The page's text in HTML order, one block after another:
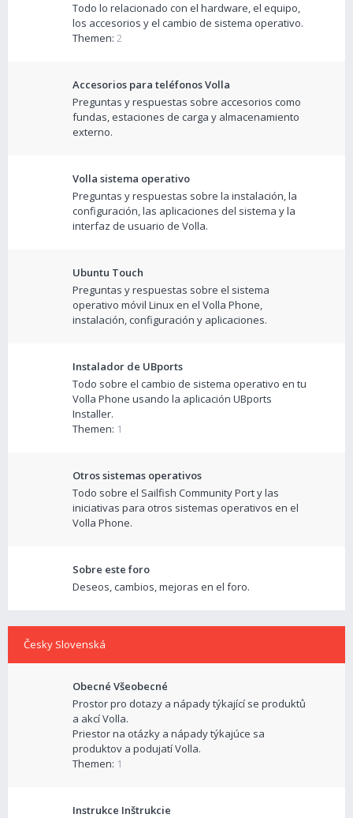
Todo lo relacionado con el hardware, el equipo,
los accesorios y el cambio de sistema operativo.
Themen: 2
Accesorios para teléfonos Volla
Preguntas y respuestas sobre accesorios como
fundas, estaciones de carga y almacenamiento
externo.
Volla sistema operativo
Preguntas y respuestas sobre la instalación, la
configuración, las aplicaciones del sistema y la
interfaz de usuario de Volla.
Ubuntu Touch
Preguntas y respuestas sobre el sistema
operativo móvil Linux en el Volla Phone,
instalación, configuración y aplicaciones.
Instalador de UBports
Todo sobre el cambio de sistema operativo en tu
Volla Phone usando la aplicación UBports
Installer.
Themen: 1
Otros sistemas operativos
Todo sobre el Sailfish Community Port y las
iniciativas para otros sistemas operativos en el
Volla Phone.
Sobre este foro
Deseos, cambios, mejoras en el foro.
Česky Slovenská
Obecné Všeobecné
Prostor pro dotazy a nápady týkající se produktů
a akcí Volla.
Priestor na otázky a nápady týkajúce sa
produktov a podujatí Volla.
Themen: 1
Instrukce Inštrukcie